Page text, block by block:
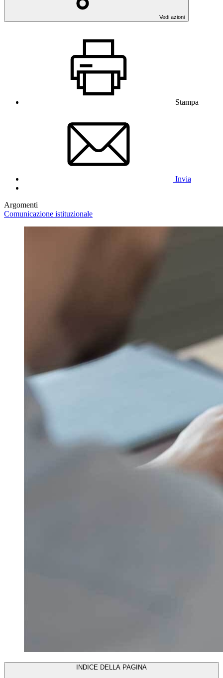
Vedi azioni
Stampa
Invia
Argomenti
Comunicazione istituzionale
INDICE DELLA PAGINA